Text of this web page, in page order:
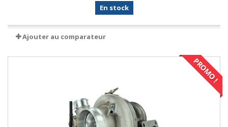
En stock
Ajouter au comparateur
PROMO !